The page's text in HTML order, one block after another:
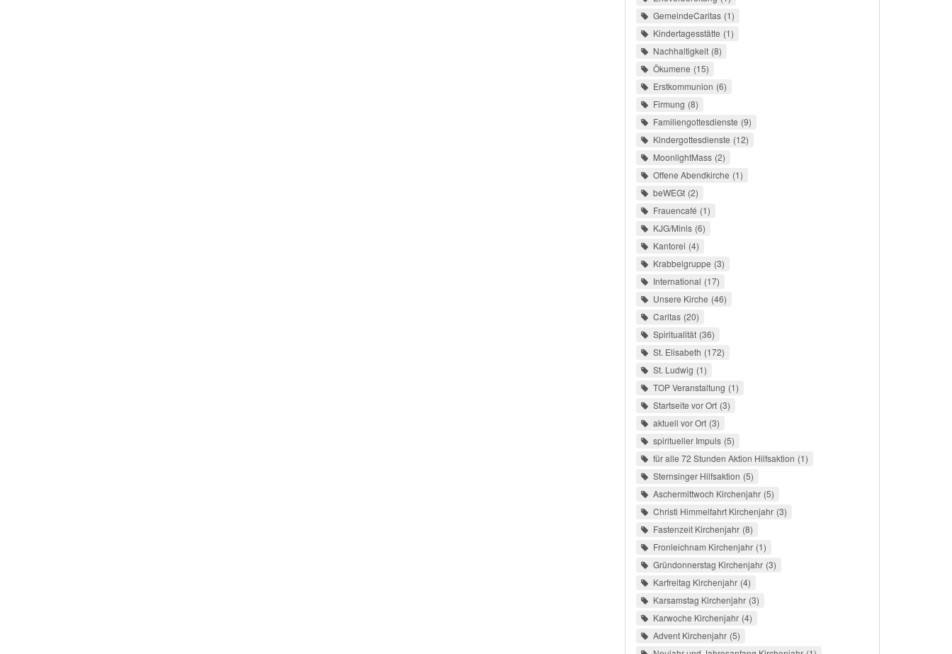
GemeindeCaritas 1
Kindertagesstätte 1
Nachhaltigkeit 8
Ökumene 15
Erstkommunion 6
Firmung 8
Familiengottesdienste 9
Kindergottesdienste 12
MoonlightMass 2
Offene Abendkirche 1
beWEGt 2
Frauencafé 1
KJG/Minis 6
Kantorei 4
Krabbelgruppe 3
International 17
Unsere Kirche 46
Caritas 20
Spiritualität 36
St. Elisabeth 172
St. Ludwig 1
TOP Veranstaltung 1
Startseite vor Ort 3
aktuell vor Ort 3
spiritueller Impuls 5
für alle 72 Stunden Aktion Hilfsaktion 1
Sternsinger Hilfsaktion 5
Aschermittwoch Kirchenjahr 5
Christi Himmelfahrt Kirchenjahr 3
Fastenzeit Kirchenjahr 8
Fronleichnam Kirchenjahr 1
Gründonnerstag Kirchenjahr 3
Karfreitag Kirchenjahr 4
Karsamstag Kirchenjahr 3
Karwoche Kirchenjahr 4
Advent Kirchenjahr 5